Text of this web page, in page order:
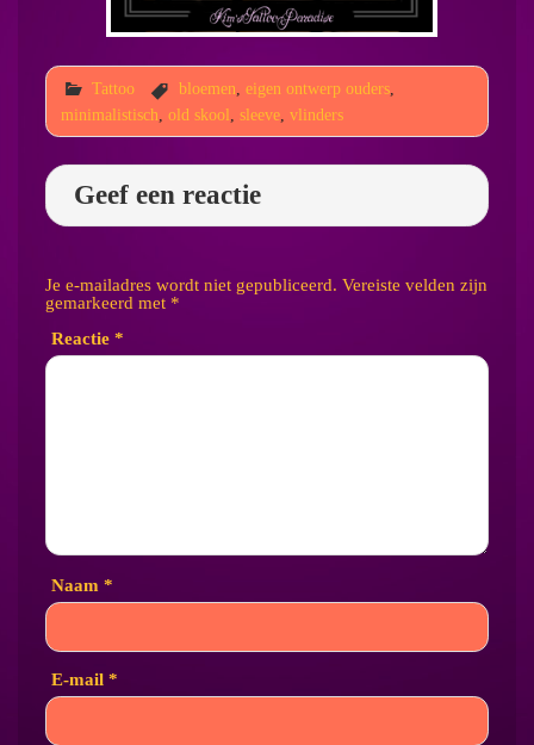
Tattoo bloemen eigen ontwerp ouders,
minimalistisch old skool sleeve, vlinders
Geef een reactie
Je e-mailadres wordt niet gepubliceerd. Vereiste velden zijn
gemarkeerd met *
Reactie *
Naam *
E-mail *